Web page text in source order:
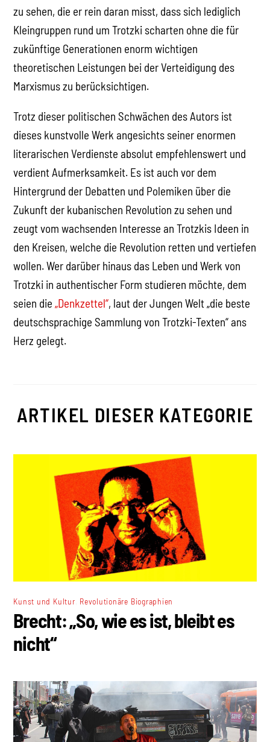
zu sehen, die er rein daran misst, dass sich lediglich
Kleingruppen rund um Trotzki scharten ohne die für
zukünftige Generationen enorm wichtigen
theoretischen Leistungen bei der Verteidigung des
Marxismus zu berücksichtigen.
Trotz dieser politischen Schwächen des Autors ist
dieses kunstvolle Werk angesichts seiner enormen
literarischen Verdienste absolut empfehlenswert und
verdient Aufmerksamkeit. Es ist auch vor dem
Hintergrund der Debatten und Polemiken über die
Zukunft der kubanischen Revolution zu sehen und
zeugt vom wachsenden Interesse an Trotzkis Ideen in
den Kreisen, welche die Revolution retten und vertiefen
wollen. Wer darüber hinaus das Leben und Werk von
Trotzki in authentischer Form studieren möchte, dem
seien die„Denkzettel“, laut der Jungen Welt „die beste
deutschsprachige Sammlung von Trotzki-Texten“ ans
Herz gelegt.
ARTIKEL DIESER KATEGORIE
Kunst und Kultur Revolutionäre Biographien
Brecht: „So, wie es ist, bleibt es
nicht“